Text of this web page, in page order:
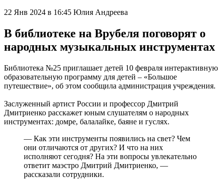
22 Янв 2024 в 16:45 Юлия Андреева
В библиотеке на Врубеля поговорят о
народных музыкальных инструментах
Библиотека №25 приглашает детей 10 февраля интерактивную
образовательную программу для детей – «Большое
путешествие», об этом сообщила администрация учреждения.
Заслуженный артист России и профессор Дмитрий
Дмитриенко расскажет юным слушателям о народных
инструментах: домре, балалайке, баяне и гуслях.
— Как эти инструменты появились на свет? Чем
они отличаются от других? И что на них
исполняют сегодня? На эти вопросы увлекательно
ответит маэстро Дмитрий Дмитриенко, —
рассказали сотрудники.